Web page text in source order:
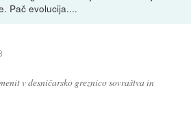
Pač evolucija....
v desničarsko greznico sovraštva in